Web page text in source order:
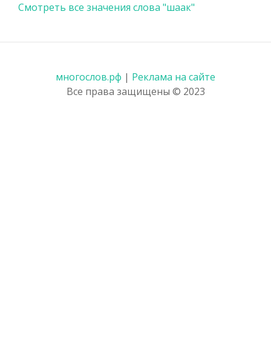
Смотреть все значения слова "шаак"
многослов.рф | Реклама на сайте
Все права защищены © 2023